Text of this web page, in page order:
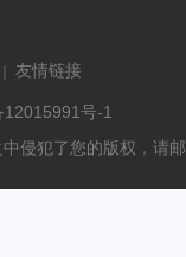
友情链接
号-1
侵犯了您的版权，请